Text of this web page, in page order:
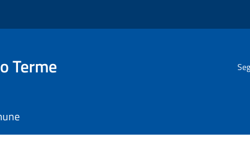
Terme